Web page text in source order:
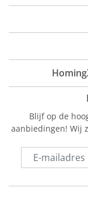
Blijf op de
aanbiedingen! Wij